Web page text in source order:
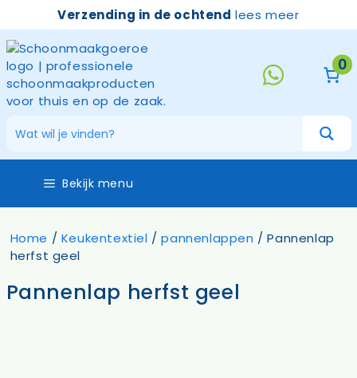
de
inhoud
Verzending in de ochtend lees meer
0
Bekijk menu
Home / Keukentextiel /pannenlappen / Pannenlap
herfst geel
Pannenlap herfst geel